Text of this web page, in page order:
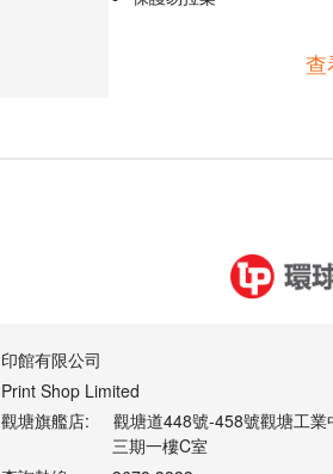
查
印館有限公司
Print Shop Limited
觀塘旗艦店:
觀塘道448號-458號觀塘工業
三期一樓C室